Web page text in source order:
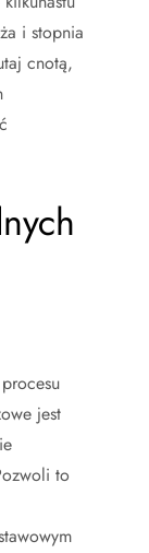
i stopnia
cnotą,
jest
to